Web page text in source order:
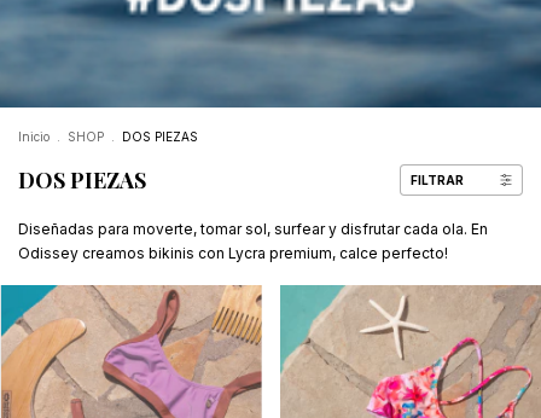
Inicio SHOP DOS PIEZAS
DOS PIEZAS FILTRAR
Diseñadas para moverte, tomar sol, surfear y disfrutar cada ola. En
Odissey creamos bikinis con Lycra premium, calce perfecto!